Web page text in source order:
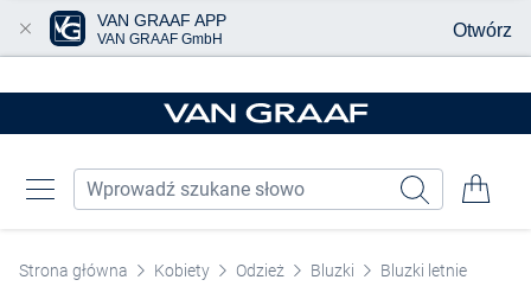
Strona główna Kobiety Odzież Bluzki Bluzki letnie
VAN GRAAF APP
VAN GRAAF GmbH Otwórz